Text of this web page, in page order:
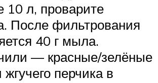
10 л, проварите
После фильтрования
40 г мыла.
— красные/зелёные
жгучего перчика в